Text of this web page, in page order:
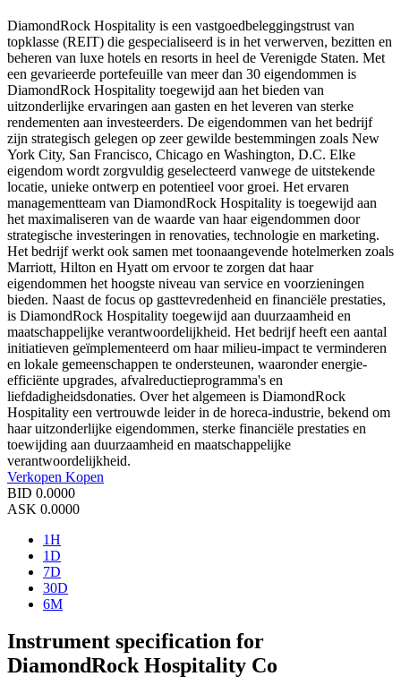
DiamondRock Hospitality is een vastgoedbeleggingstrust van
topklasse (REIT) die gespecialiseerd is in het verwerven, bezitten en
beheren van luxe hotels en resorts in heel de Verenigde Staten. Met
een gevarieerde portefeuille van meer dan 30 eigendommen is
DiamondRock Hospitality toegewijd aan het bieden van
uitzonderlijke ervaringen aan gasten en het leveren van sterke
rendementen aan investeerders. De eigendommen van het bedrijf
zijn strategisch gelegen op zeer gewilde bestemmingen zoals New
York City, San Francisco, Chicago en Washington, D.C. Elke
eigendom wordt zorgvuldig geselecteerd vanwege de uitstekende
locatie, unieke ontwerp en potentieel voor groei. Het ervaren
managementteam van DiamondRock Hospitality is toegewijd aan
het maximaliseren van de waarde van haar eigendommen door
strategische investeringen in renovaties, technologie en marketing.
Het bedrijf werkt ook samen met toonaangevende hotelmerken zoals
Marriott, Hilton en Hyatt om ervoor te zorgen dat haar
eigendommen het hoogste niveau van service en voorzieningen
bieden. Naast de focus op gasttevredenheid en financiële prestaties,
is DiamondRock Hospitality toegewijd aan duurzaamheid en
maatschappelijke verantwoordelijkheid. Het bedrijf heeft een aantal
initiatieven geïmplementeerd om haar milieu-impact te verminderen
en lokale gemeenschappen te ondersteunen, waaronder energie-
efficiënte upgrades, afvalreductieprogramma's en
liefdadigheidsdonaties. Over het algemeen is DiamondRock
Hospitality een vertrouwde leider in de horeca-industrie, bekend om
haar uitzonderlijke eigendommen, sterke financiële prestaties en
toewijding aan duurzaamheid en maatschappelijke
verantwoordelijkheid.
Verkopen Kopen
BID 0.0000
ASK 0.0000
1H
1D
7D
30D
6M
Instrument specification for
DiamondRock Hospitality Co